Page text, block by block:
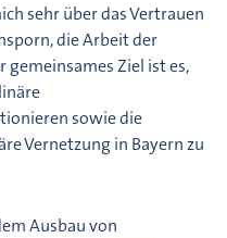
sehr über das Vertrauen
die Arbeit der
gemeinsames Ziel ist es,
sowie die
Vernetzung in Bayern zu
Ausbau von